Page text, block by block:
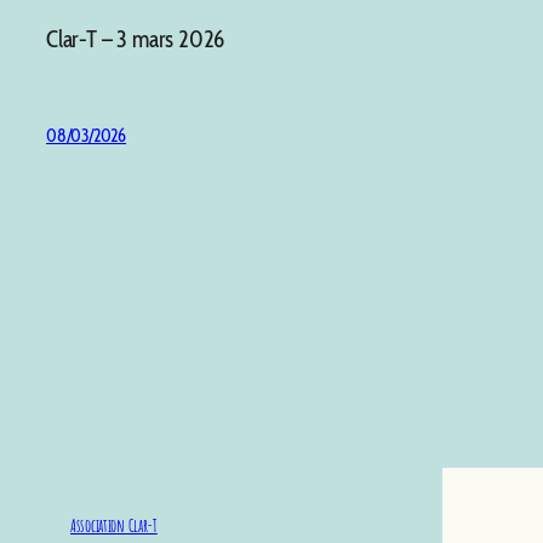
Clar-T – 3 mars 2026
08/03/2026
Association Clar-T